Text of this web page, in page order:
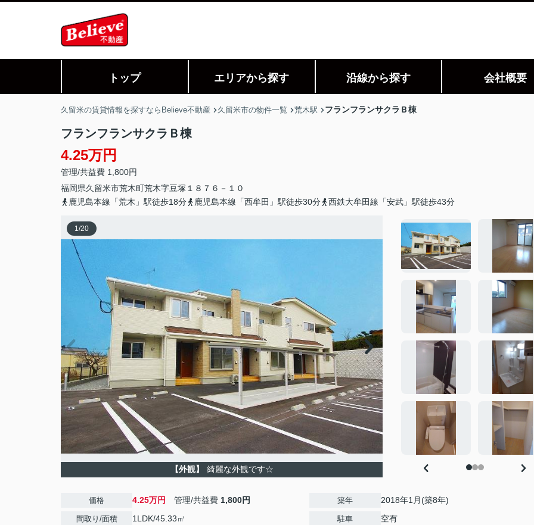
トップ エリアから探す 沿線から探す 会社概要
久留米の賃貸情報を探すならBelieve不動産 久留米市の物件一覧 荒木駅 フランフランサクラＢ棟
フランフランサクラＢ棟
4.25万円
管理/共益費 1,800円
福岡県久留米市荒木町荒木字豆塚１８７６－１０
鹿児島本線「荒木」駅徒歩18分
鹿児島本線「西牟田」駅徒歩30分 西鉄大牟田線「安武」駅徒歩43分
1/20
【外観】 綺麗な外観です☆
価格 4.25万円 管理/共益費 1,800円
間取り/面積 1LDK/45.33㎡
築年 2018年1月(築8年)
駐車 空有